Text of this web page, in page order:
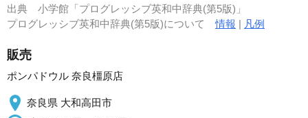
出典 小学館「プログレッシブ英和中辞典(第5版)」
プログレッシブ英和中辞典(第5版)について情報 | 凡例
販売
ポンパドウル 奈良橿原店
奈良県 大和高田市